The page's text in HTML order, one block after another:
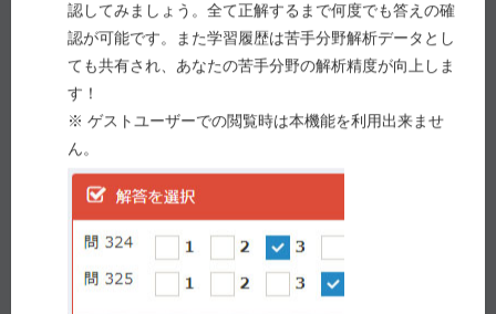
認してみましょう。全て正解するまで何度でも答えの確
認が可能です。また学習履歴は苦手分野解析データとし
ても共有され、あなたの苦手分野の解析精度が向上しま
す！
※ ゲストユーザーでの閲覧時は本機能を利用出来ませ
ん。
解答を選択
問 12
Previous